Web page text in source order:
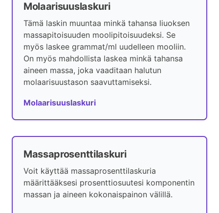
Molaarisuuslaskuri
Tämä laskin muuntaa minkä tahansa liuoksen
massapitoisuuden moolipitoisuudeksi. Se
myös laskee grammat/ml uudelleen mooliin.
On myös mahdollista laskea minkä tahansa
aineen massa, joka vaaditaan halutun
molaarisuustason saavuttamiseksi.
Molaarisuuslaskuri
Massaprosenttilaskuri
Voit käyttää massaprosenttilaskuria
määrittääksesi prosenttiosuutesi komponentin
massan ja aineen kokonaispainon välillä.